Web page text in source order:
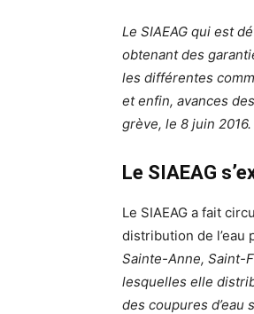
Le SIAEAG qui est
obtenant des
les différentes
et enfin, avances
grève, le 8 juin 2016.
Le SIAEAG
Le SIAEAG a fait
distribution de l’eau
Sainte-Anne, Saint-
lesquelles elle
des coupures d’eau